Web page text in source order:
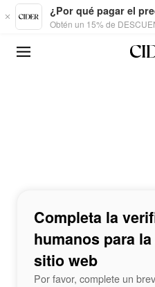
Skip to main content
¿Por qué pagar el
Obtén un 15% de
Completa la
humanos para
sitio web
Por favor, complete un